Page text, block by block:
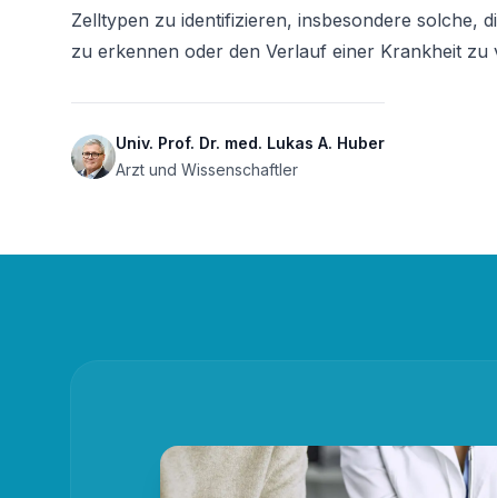
Zelltypen zu identifizieren, insbesondere solche,
zu erkennen oder den Verlauf einer Krankheit zu
Univ. Prof. Dr. med. Lukas A. Huber
Arzt und Wissenschaftler